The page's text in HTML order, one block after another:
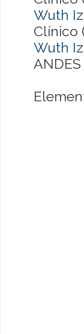
Wuth
Clínico
Wuth